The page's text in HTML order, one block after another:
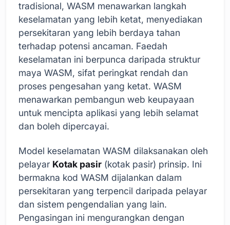
tradisional, WASM menawarkan langkah
keselamatan yang lebih ketat, menyediakan
persekitaran yang lebih berdaya tahan
terhadap potensi ancaman. Faedah
keselamatan ini berpunca daripada struktur
maya WASM, sifat peringkat rendah dan
proses pengesahan yang ketat. WASM
menawarkan pembangun web keupayaan
untuk mencipta aplikasi yang lebih selamat
dan boleh dipercayai.
Model keselamatan WASM dilaksanakan oleh
pelayar Kotak pasir (kotak pasir) prinsip. Ini
bermakna kod WASM dijalankan dalam
persekitaran yang terpencil daripada pelayar
dan sistem pengendalian yang lain.
Pengasingan ini mengurangkan dengan